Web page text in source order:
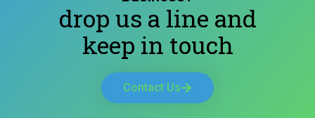
drop us a line and
keep in touch
Contact Us